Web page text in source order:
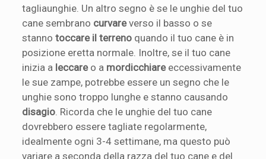
tagliaunghie. Un altro segno è se le unghie del tuo
cane sembrano curvareverso il basso o se
stannotoccare il terreno quando il tuo cane è in
posizione eretta normale. Inoltre, se il tuo cane
inizia a leccareo a mordicchiareeccessivamente
le sue zampe, potrebbe essere un segno che le
unghie sono troppo lunghe e stanno causando
disagio . Ricorda che le unghie del tuo cane
dovrebbero essere tagliate regolarmente,
idealmente ogni 3-4 settimane, ma questo può
variare a seconda della razza del tuo cane e del